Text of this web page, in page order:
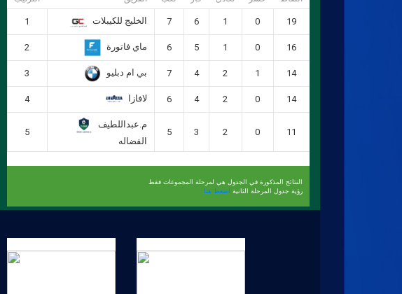
1 الخليج للكيبلات 7 6 1 0 19
2 ماي فاتورة 6 5 1 0 16
3 بي ام دبليو 7 4 2 1 14
4 لافازا 6 4 2 0 14
5
م.عبداللطيف
الفضاله
5 3 2 0 11
النتائج المذكورة في الجدول هي لمرحلة المجموعات فقط
رؤية جدول المرحلة الثانية اضغط هنا